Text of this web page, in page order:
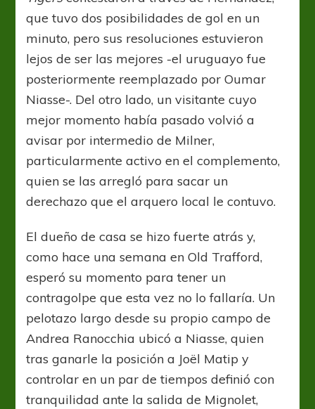
que tuvo dos posibilidades de gol en un
minuto, pero sus resoluciones estuvieron
lejos de ser las mejores -el uruguayo fue
posteriormente reemplazado por Oumar
Niasse-. Del otro lado, un visitante cuyo
mejor momento había pasado volvió a
avisar por intermedio de Milner,
particularmente activo en el complemento,
quien se las arregló para sacar un
derechazo que el arquero local le contuvo.
El dueño de casa se hizo fuerte atrás y,
como hace una semana en Old Trafford,
esperó su momento para tener un
contragolpe que esta vez no lo fallaría. Un
pelotazo largo desde su propio campo de
Andrea Ranocchia ubicó a Niasse, quien
tras ganarle la posición a Joël Matip y
controlar en un par de tiempos definió con
tranquilidad ante la salida de Mignolet,